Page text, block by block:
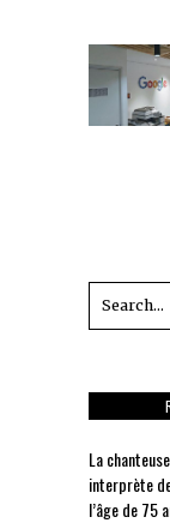
La
interprète
l’âge de 75